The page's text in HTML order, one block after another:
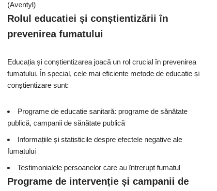
(Aventyl)
Rolul educatiei și conștientizării în
prevenirea fumatului
Educația și conștientizarea joacă un rol crucial în prevenirea
fumatului. În special, cele mai eficiente metode de educatie și
conștientizare sunt:
Programe de educatie sanitară: programe de sănătate
publică, campanii de sănătate publică
Informațiile și statisticile despre efectele negative ale
fumatului
Testimonialele persoanelor care au întrerupt fumatul
Programe de intervenție și campanii de